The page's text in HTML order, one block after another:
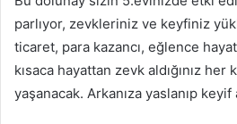
parlıyor, zevkleriniz ve keyfiniz
ticaret, para kazancı, eğlence
kısaca hayattan zevk aldığınız
yaşanacak. Arkanıza yaslanıp keyif